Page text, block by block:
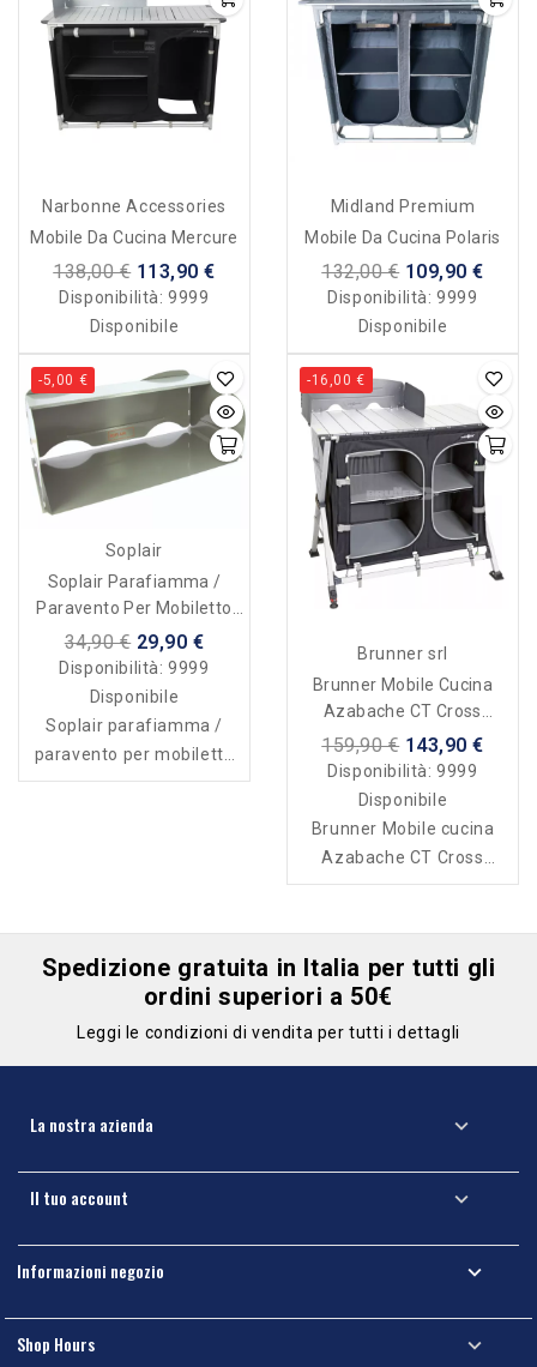
Narbonne Accessories
Mobile Da Cucina Mercure
138,00 € 113,90 €
Disponibilità:9999
Disponibile
Midland Premium
Mobile Da Cucina Polaris
132,00 € 109,90 €
Disponibilità:9999
Disponibile
-5,00 €
Soplair
Soplair Parafiamma /
Paravento Per Mobiletto
Portafornello
34,90 € 29,90 €
Disponibilità:9999
Disponibile
Soplair parafiamma /
paravento per mobiletto
portafornello
-16,00 €
Brunner srl
Brunner Mobile Cucina
Azabache CT Cross
Square
159,90 € 143,90 €
Disponibilità:9999
Disponibile
Brunner Mobile cucina
Azabache CT Cross
Square
Spedizione gratuita in Italia per tutti gli
ordini superiori a 50€
Leggi le condizioni di vendita per tutti i dettagli
La nostra azienda 
Il tuo account 
Informazioni negozio 
Shop Hours 